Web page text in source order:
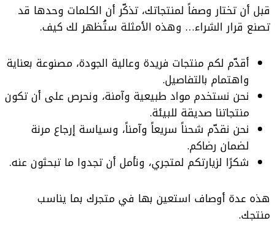
قبل أن تختار وصفاً لمنتجاتك، تذكّر أن الكلمات وحدها قد
تصنع قرار الشراء… وهذه الأمثلة ستُظهر لك كيف.
أقدّم لكم منتجات فريدة وعالية الجودة، مصنوعة بعناية
واهتمام بالتفاصيل.
نحن نستخدم مواد طبيعية وآمنة، ونحرص على أن تكون
منتجاتنا صديقة للبيئة.
نحن نقدّم شحناً سريعاً وآمناً، وسياسة إرجاع مرنة
لضمان رضاكم.
شكرًا لزيارتكم لمتجري، ونأمل أن تجدوا ما تبحثون عنه.
هذه عدة أوصاف استعين بها في متجرك بما يناسب
منتجك.